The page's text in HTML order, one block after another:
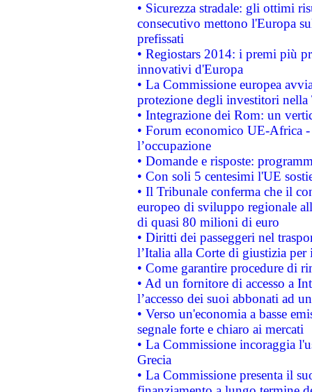
• Sicurezza stradale: gli ottimi
consecutivo mettono l'Europa
prefissati
• Regiostars 2014: i premi più
innovativi d'Europa
• La Commissione europea
protezione degli investitori
• Integrazione dei Rom: un
• Forum economico UE-Africa -
l’occupazione
• Domande e risposte:
• Con soli 5 centesimi l'UE
• Il Tribunale conferma che il
europeo di sviluppo regionale
di quasi 80 milioni di euro
• Diritti dei passeggeri nel
l’Italia alla Corte di giustizia
• Come garantire procedure di
• Ad un fornitore di accesso a
l’accesso dei suoi abbonati ad
• Verso un'economia a basse
segnale forte e chiaro ai mercati
• La Commissione incoraggia
Grecia
• La Commissione presenta il